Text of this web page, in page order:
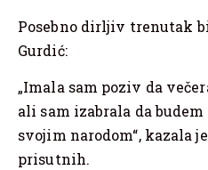
Posebno dirljiv trenutak
Gurdić:
„Imala sam poziv da
ali sam izabrala da budem
svojim narodom“, kazala
prisutnih.